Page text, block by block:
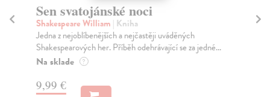
Sen svatojánské noci
Shakespeare William | Kniha
Jedna z nejoblíbenějších a nejčastěji uváděných
Shakespearových her. Příběh odehrávající se za jedné...
Na sklade ?
9,99 €